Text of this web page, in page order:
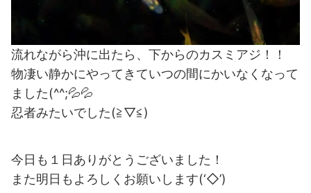
流れながら沖に出たら、下からのカスミアジ！！
物凄い静かにやってきていつの間にかいなくなって
ました(^^;💦💦
忍者みたいでした(≧▽≦)
今日も１日ありがとうございました！
また明日もよろしくお願いします(‘◇’)ゞ